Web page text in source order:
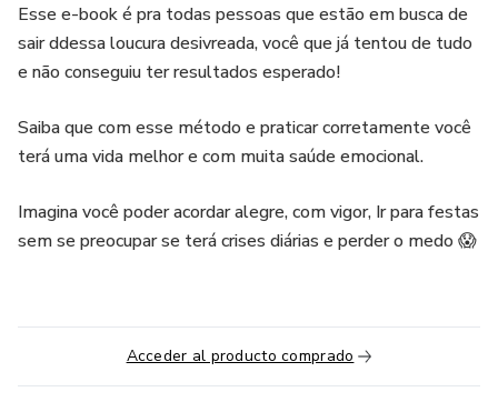
Esse e-book é pra todas pessoas que estão em busca de
sair ddessa loucura desivreada, você que já tentou de tudo
e não conseguiu ter resultados esperado!
Saiba que com esse método e praticar corretamente você
terá uma vida melhor e com muita saúde emocional.
Imagina você poder acordar alegre, com vigor, Ir para festas
sem se preocupar se terá crises diárias e perder o medo 😱
Acceder al producto comprado